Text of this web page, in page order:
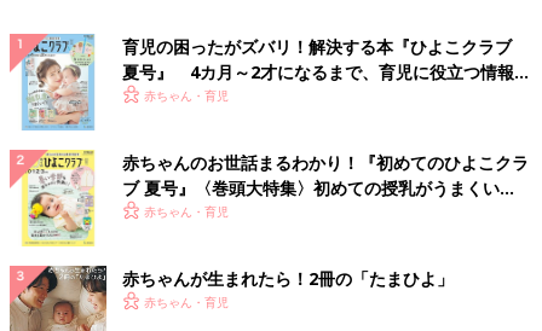
育児の困ったがズバリ！解決する本『ひよこクラブ
夏号』 4カ月～2才になるまで、育児に役立つ情報が
いっぱい！
赤ちゃん・育児
赤ちゃんのお世話まるわかり！『初めてのひよこクラ
ブ 夏号』〈巻頭大特集〉初めての授乳がうまくい
く！ おっぱい・ミルクの基本と夏のトラブル 解決テ
赤ちゃん・育児
赤ちゃんが生まれたら！2冊の「たまひよ」
赤ちゃん・育児